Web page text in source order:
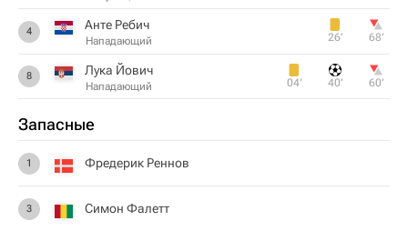
4 Анте Ребич
Нападающий 26‎’‎ 68‎’‎
8 Лука Йович
Нападающий 04‎’‎ 40‎’‎ 60‎’‎
Запасные
1 Фредерик Реннов
3 Симон Фалетт